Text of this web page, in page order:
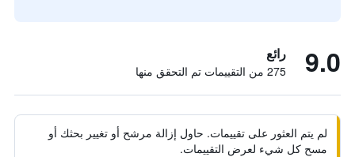
9.0 رائع
275 من التقييمات تم التحقق منها
لم يتم العثور على تقييمات. حاول إزالة مرشح أو تغيير بحثك أو
مسح كل شيء لعرض التقييمات.